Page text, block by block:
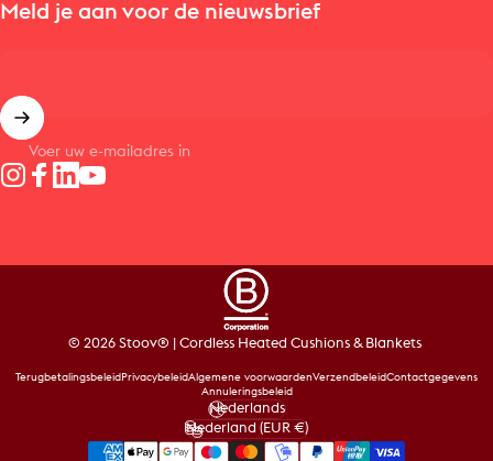
Meld je aan voor de nieuwsbrief
Voer uw e-mailadres in
© 2026 Stoov® | Cordless Heated Cushions & Blankets
Terugbetalingsbeleid PrivacybeleidAlgemene voorwaardenVerzendbeleidContactgegevens
Annuleringsbeleid
Taal
Nederlands
Land/regio
Nederland (EUR €)